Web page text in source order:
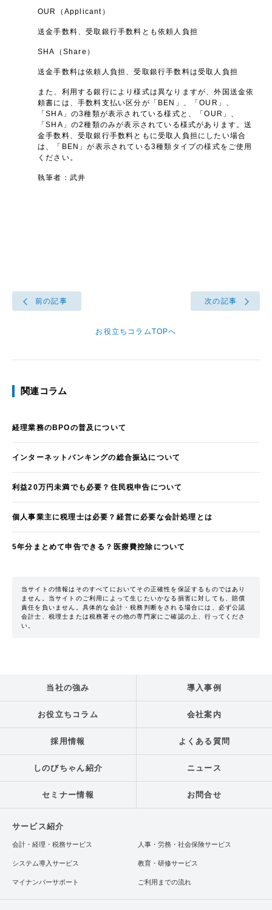
OUR（Applicant）
送金手数料、受取銀行手数料とも依頼人負担
SHA（Share）
送金手数料は依頼人負担、受取銀行手数料は受取人負担
また、利用する銀行により様式は異なりますが、外国送金依
頼書には、手数料支払い区分が「BEN」、「OUR」、
「SHA」の3種類が表示されている様式と、「OUR」、
「SHA」の2種類のみが表示されている様式があります。送
金手数料、受取銀行手数料ともに受取人負担にしたい場合
は、「BEN」が表示されている3種類タイプの様式をご使用
ください。
執筆者：武井
前の記事
お役立ちコラムTOPへ
次の記事
関連コラム
経理業務のBPOの普及について
インターネットバンキングの総合振込について
利益20万円未満でも必要？住民税申告について
個人事業主に税理士は必要？経営に必要な会計処理とは
5年分まとめて申告できる？医療費控除について
当サイトの情報はそのすべてにおいてその正確性を保証するものではあり
ません。当サイトのご利用によって生じたいかなる損害に対しても、賠償
責任を負いません。具体的な会計・税務判断をされる場合には、必ず公認
会計士、税理士または税務署その他の専門家にご確認の上、行ってくださ
い。
当社の強み 導入事例
お役立ちコラム 会社案内
採用情報 よくある質問
しのびちゃん紹介 ニュース
セミナー情報 お問合せ
サービス紹介
会計・経理・税務サービス 人事・労務・社会保険サービス
システム導入サービス 教育・研修サービス
マイナンバーサポート ご利用までの流れ